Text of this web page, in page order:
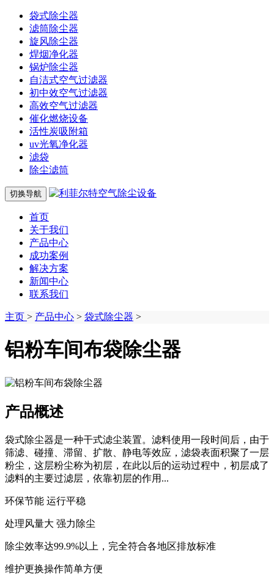
袋式除尘器
滤筒除尘器
旋风除尘器
焊烟净化器
锅炉除尘器
自洁式空气过滤器
初中效空气过滤器
高效空气过滤器
催化燃烧设备
活性炭吸附箱
uv光氧净化器
滤袋
除尘滤筒
切换导航
首页
关于我们
产品中心
成功案例
解决方案
新闻中心
联系我们
主页 > 产品中心 > 袋式除尘器 >
铝粉车间布袋除尘器
产品概述
袋式除尘器是一种干式滤尘装置。滤料使用一段时间后，由于
筛滤、碰撞、滞留、扩散、静电等效应，滤袋表面积聚了一层
粉尘，这层粉尘称为初层，在此以后的运动过程中，初层成了
滤料的主要过滤层，依靠初层的作用...
环保节能 运行平稳
处理风量大 强力除尘
除尘效率达99.9%以上，完全符合各地区排放标准
维护更换操作简单方便